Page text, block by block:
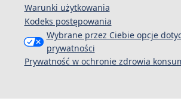
Warunki użytkowania
Kodeks postępowania
Wybrane przez Ciebie opcje
prywatności
Prywatność w ochronie zdrowia